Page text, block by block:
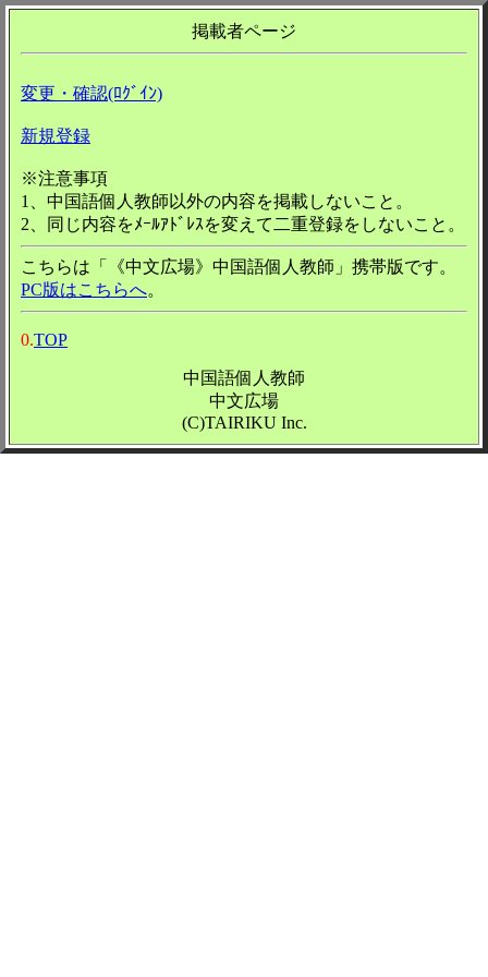
掲載者ページ
変更・確認(ﾛｸﾞｲﾝ)
新規登録
※注意事項
1、中国語個人教師以外の内容を掲載しないこと。
2、同じ内容をﾒｰﾙｱﾄﾞﾚｽを変えて二重登録をしないこと。
こちらは「《中文広場》中国語個人教師」携帯版です。
PC版はこちらへ。
0.TOP
中国語個人教師
中文広場
(C)TAIRIKU Inc.